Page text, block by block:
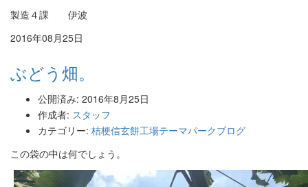
製造４課 伊波
2016年08月25日
ぶどう畑。
公開済み: 2016年8月25日
作成者: スタッフ
カテゴリー: 桔梗信玄餅工場テーマパークブログ
この袋の中は何でしょう。